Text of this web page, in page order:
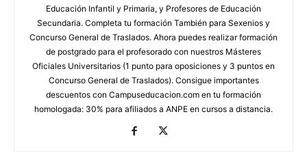
Educación Infantil y Primaria, y Profesores de Educación
Secundaria. Completa tu formación También para Sexenios y
Concurso General de Traslados. Ahora puedes realizar formación
de postgrado para el profesorado con nuestros Másteres
Oficiales Universitarios (1 punto para oposiciones y 3 puntos en
Concurso General de Traslados). Consigue importantes
descuentos con Campuseducacion.com en tu formación
homologada: 30% para afiliados a ANPE en cursos a distancia.